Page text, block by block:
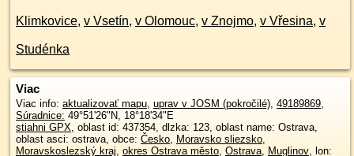
Klimkovice, v Vsetín, v Olomouc, v Znojmo, v Vřesina, v
Studénka
Viac
Viac info: aktualizovať mapu, uprav v JOSM (pokročilé), 49189869,
Súradnice: 49°51'26"N, 18°18'34"E
stiahni GPX, oblast id: 437354, dlzka: 123, oblast name: Ostrava,
oblast asci: ostrava, obce: Česko, Moravsko sliezsko,
Moravskoslezský kraj, okres Ostrava město, Ostrava, Muglinov, lon: